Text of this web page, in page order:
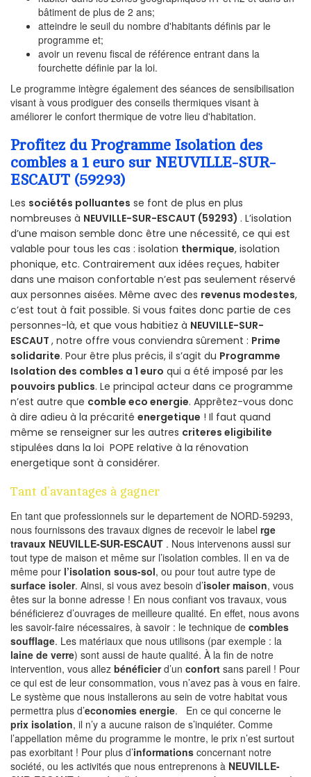
bâtiment de plus de 2 ans;
atteindre le seuil du nombre d'habitants définis par le
programme et;
avoir un revenu fiscal de référence entrant dans la
fourchette définie par la loi.
Le programme intègre également des séances de sensibilisation
visant à vous prodiguer des conseils thermiques visant à
améliorer le confort thermique de votre lieu d'habitation.
Profitez du Programme Isolation des
combles a 1 euro sur NEUVILLE-SUR-
ESCAUT (59293)
Les sociétés polluantes se font de plus en plus
nombreuses à NEUVILLE-SUR-ESCAUT (59293) . L’isolation
d’une maison semble donc être une nécessité, ce qui est
valable pour tous les cas : isolation thermique, isolation
phonique, etc. Contrairement aux idées reçues, habiter
dans une maison confortable n’est pas seulement réservé
aux personnes aisées. Même avec des revenus modestes,
c’est tout à fait possible. Si vous faites donc partie de ces
personnes-là, et que vous habitiez à NEUVILLE-SUR-
ESCAUT , notre offre vous conviendra sûrement : Prime
solidarite. Pour être plus précis, il s’agit du Programme
Isolation des combles a 1 euro qui a été imposé par les
pouvoirs publics. Le principal acteur dans ce programme
n’est autre que comble eco energie. Apprêtez-vous donc
à dire adieu à la précarité energetique ! Il faut quand
même se renseigner sur les autres criteres eligibilite
stipulées dans la loi POPE relative à la rénovation
energetique sont à considérer.
Tant d’avantages à gagner
En tant que professionnels sur le departement de NORD-59293,
nous fournissons des travaux dignes de recevoir le label rge
travaux NEUVILLE-SUR-ESCAUT . Nous intervenons aussi sur
tout type de maison et même sur l’isolation combles. Il en va de
même pour l’isolation sous-sol, ou pour tout autre type de
surface isoler. Ainsi, si vous avez besoin d’isoler maison, vous
êtes sur la bonne adresse ! En nous confiant vos travaux, vous
bénéficierez d’ouvrages de meilleure qualité. En effet, nous avons
les savoir-faire nécessaires, à savoir : le technique de combles
soufflage. Les matériaux que nous utilisons (par exemple : la
laine de verre) sont aussi de haute qualité. À la fin de notre
intervention, vous allez bénéficierd’un confort sans pareil ! Pour
ce qui est de leur consommation, vous n’avez pas à vous en faire.
Le système que nous installerons au sein de votre habitat vous
permettra plus d’economies energie. En ce qui concerne le
prix isolation, il n’y a aucune raison de s’inquiéter. Comme
l’appellation même du programme le montre, le prix n’est surtout
pas exorbitant ! Pour plus d’informations concernant notre
société, ou les activités que nous entreprenons à NEUVILLE-